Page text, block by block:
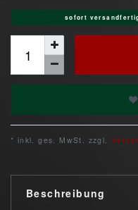
sofort
* inkl. ges. MwSt. zzgl.
Beschreibung